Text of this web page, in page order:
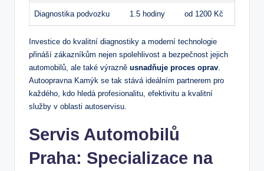
Diagnostika podvozku 1.5 hodiny od 1200 Kč
Investice do kvalitní diagnostiky a moderní technologie
přináší zákazníkům nejen spolehlivost ​a bezpečnost jejich
automobilů, ale také výrazně usnadňuje ‌proces oprav
Autoopravna Kamýk se tak stává ‌ideálním partnerem pro​
každého, kdo⁤ hledá ⁣profesionalitu,⁢ efektivitu a kvalitní
služby v oblasti autoservisu.
Servis ⁣Automobilů
Praha: Specializace na